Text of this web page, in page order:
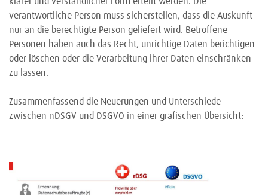
verantwortliche Person muss sicherstellen, dass die Auskunft
nur an die berechtigte Person geliefert wird. Betroffene
Personen haben auch das Recht, unrichtige Daten berichtigen
oder löschen oder die Verarbeitung ihrer Daten einschränken
zu lassen.
Zusammenfassend die Neuerungen und Unterschiede
zwischen nDSGV und DSGVO in einer grafischen Übersicht: